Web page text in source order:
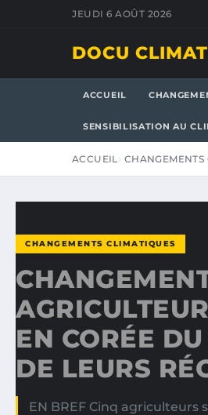
JEUDI 6 AOÛT 2026
DOCU CLIMAT
ACCUEIL
SENSIBILISATION AU
ACCUEIL
CHANGEMENTS CLIMATIQUES
EN CORÉE
DE LEURS
EN BREF Cinq agriculteurs